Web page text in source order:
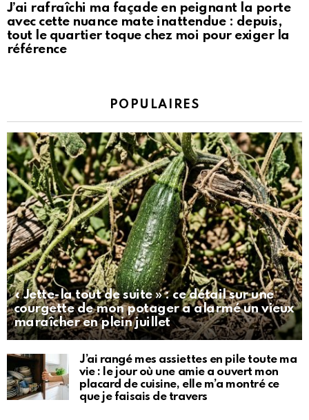
J’ai rafraîchi ma façade en peignant la porte
avec cette nuance mate inattendue : depuis,
tout le quartier toque chez moi pour exiger la
référence
POPULAIRES
« Jette-la tout de suite » : ce détail sur une
courgette de mon potager a alarmé un vieux
maraîcher en plein juillet
J’ai rangé mes assiettes en pile toute ma
vie : le jour où une amie a ouvert mon
placard de cuisine, elle m’a montré ce
que je faisais de travers